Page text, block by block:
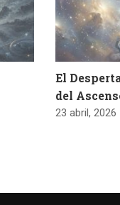
El
del
23 abril, 2026